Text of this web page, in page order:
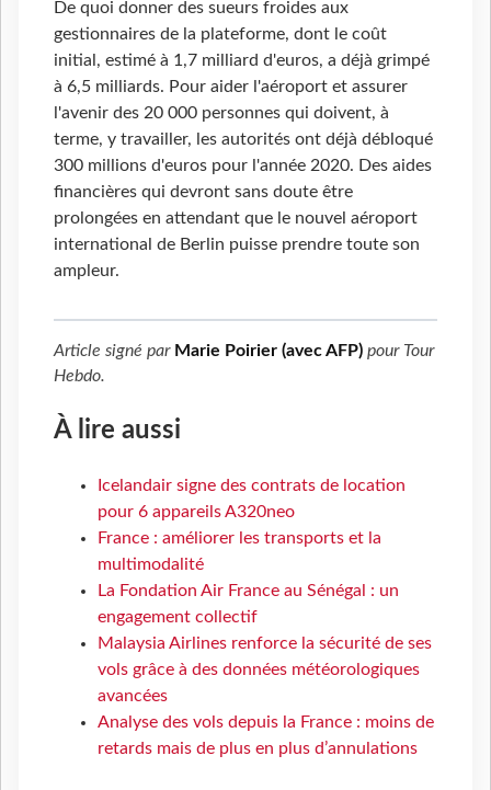
De quoi donner des sueurs froides aux
gestionnaires de la plateforme, dont le coût
initial, estimé à 1,7 milliard d'euros, a déjà grimpé
à 6,5 milliards. Pour aider l'aéroport et assurer
l'avenir des 20 000 personnes qui doivent, à
terme, y travailler, les autorités ont déjà débloqué
300 millions d'euros pour l'année 2020. Des aides
financières qui devront sans doute être
prolongées en attendant que le nouvel aéroport
international de Berlin puisse prendre toute son
ampleur.
Article signé par Marie Poirier (avec AFP) pour Tour
Hebdo.
À lire aussi
Icelandair signe des contrats de location
pour 6 appareils A320neo
France : améliorer les transports et la
multimodalité
La Fondation Air France au Sénégal : un
engagement collectif
Malaysia Airlines renforce la sécurité de ses
vols grâce à des données météorologiques
avancées
Analyse des vols depuis la France : moins de
retards mais de plus en plus d’annulations